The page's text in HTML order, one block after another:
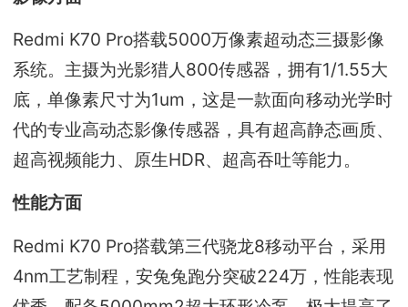
Redmi K70 Pro搭载5000万像素超动态三摄影像
系统。主摄为光影猎人800传感器，拥有1/1.55大
底，单像素尺寸为1um，这是一款面向移动光学时
代的专业高动态影像传感器，具有超高静态画质、
超高视频能力、原生HDR、超高吞吐等能力。
性能方面
Redmi K70 Pro搭载第三代骁龙8移动平台，采用
4nm工艺制程，安兔兔跑分突破224万，性能表现